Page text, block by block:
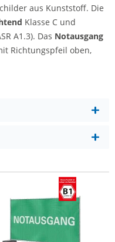
aus Kunststoff. Die
Klasse C und
A1.3). Das Notausgang
Richtungspfeil oben,